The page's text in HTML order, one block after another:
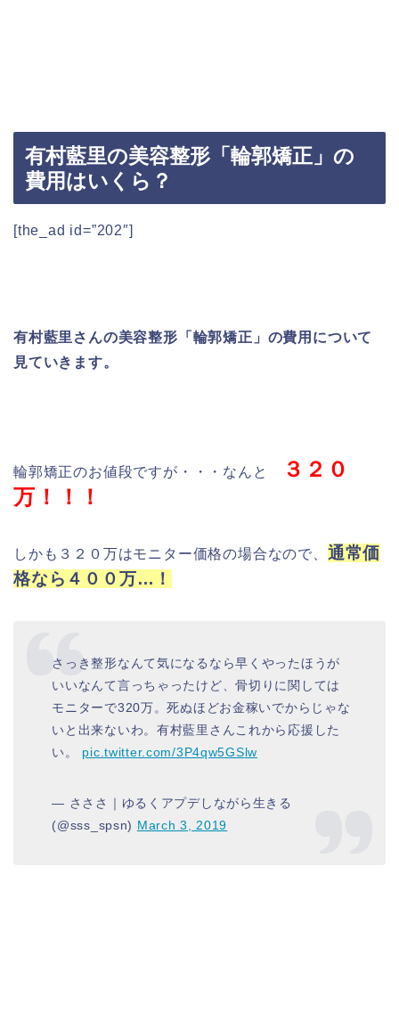
有村藍里の美容整形「輪郭矯正」の
費用はいくら？
[the_ad id=”202″]
有村藍里さんの美容整形「輪郭矯正」の費用について
見ていきます。
輪郭矯正のお値段ですが・・・なんと
３２０
万！！！
しかも３２０万はモニター価格の場合なので、 通常価
格なら４００万…！
さっき整形なんて気になるなら早くやったほうが
いいなんて言っちゃったけど、骨切りに関しては
モニターで320万。死ぬほどお金稼いでからじゃな
いと出来ないわ。有村藍里さんこれから応援した
い。 pic.twitter.com/3P4qw5GSlw
— さささ｜ゆるくアプデしながら生きる
(@sss_spsn) March 3, 2019